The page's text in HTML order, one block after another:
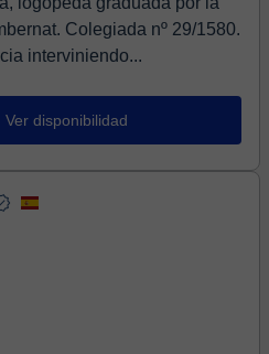
Colegiada nº 29/1580.
interviniendo...
Ver disponibilidad